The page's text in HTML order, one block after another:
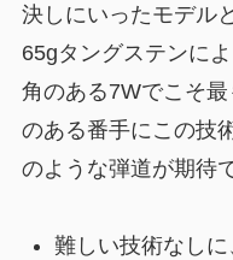
決しにいったモデル
65gタングステンに
角のある7Wでこそ
のある番手にこの技
のような弾道が期待
難しい技術なしに